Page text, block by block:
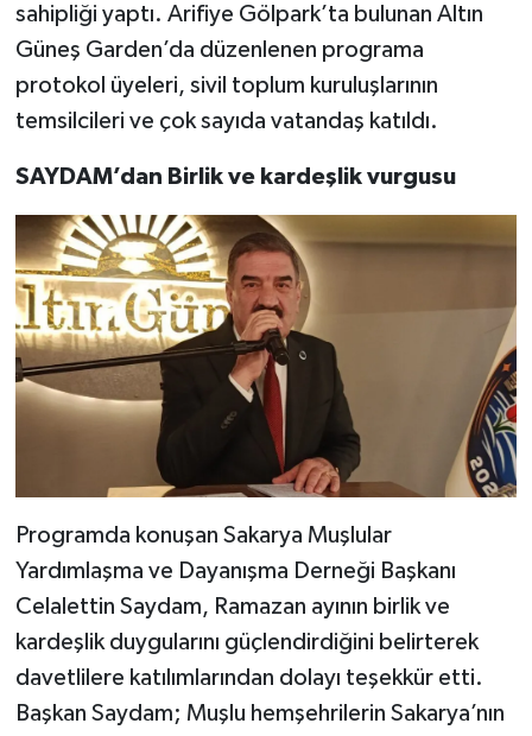
sahipliği yaptı. Arifiye Gölpark’ta bulunan Altın
Güneş Garden’da düzenlenen programa
protokol üyeleri, sivil toplum kuruluşlarının
temsilcileri ve çok sayıda vatandaş katıldı.
SAYDAM’dan Birlik ve kardeşlik vurgusu
Programda konuşan Sakarya Muşlular
Yardımlaşma ve Dayanışma Derneği Başkanı
Celalettin Saydam, Ramazan ayının birlik ve
kardeşlik duygularını güçlendirdiğini belirterek
davetlilere katılımlarından dolayı teşekkür etti.
Başkan Saydam; Muşlu hemşehrilerin Sakarya’nın